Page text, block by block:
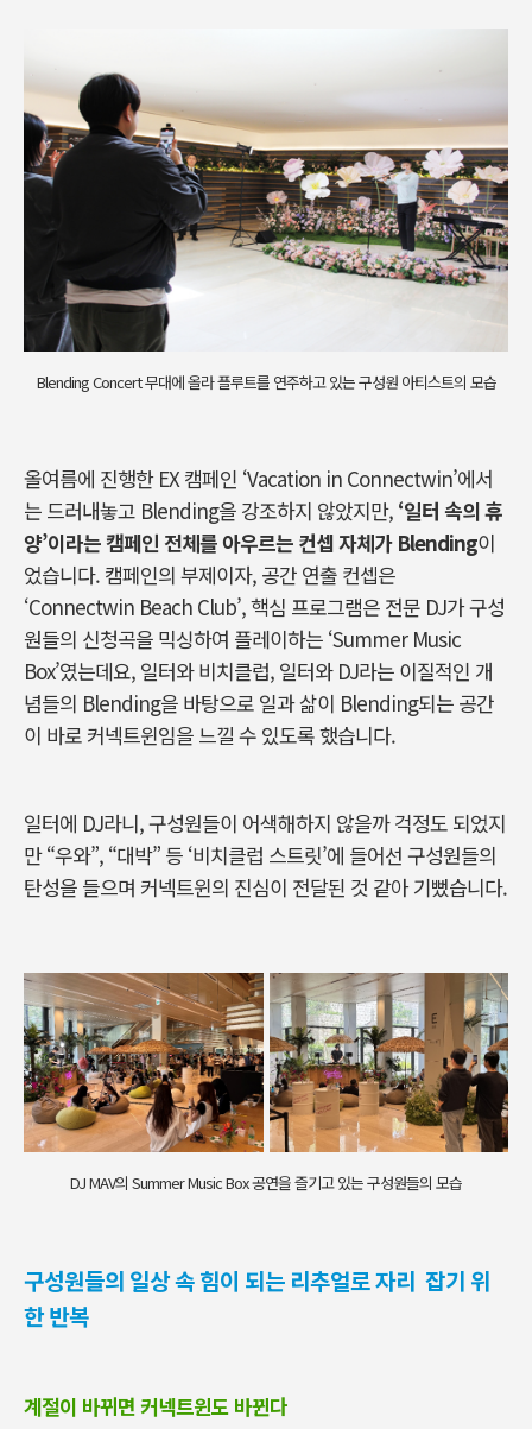
Blending Concert 무대에 올라 플루트를 연주하고 있는 구성원 아티스트의 모습
올여름에 진행한 EX캠페인 ‘Vacation in Connectwin’에서
는 드러내놓고 Blending을 강조하지 않았지만, ‘일터 속의 휴
양’이라는 캠페인 전체를 아우르는 컨셉 자체가 Blending이
었습니다. 캠페인의 부제이자, 공간 연출 컨셉은
‘Connectwin Beach Club’,핵심 프로그램은 전문 DJ가 구성
원들의 신청곡을 믹싱하여 플레이하는 ‘Summer Music
Box’였는데요, 일터와 비치클럽, 일터와DJ라는 이질적인 개
념들의 Blending을 바탕으로 일과 삶이 Blending되는 공간
이 바로 커넥트윈임을 느낄 수 있도록 했습니다.
일터에 DJ라니,구성원들이 어색해하지 않을까 걱정도 되었지
만“우와”, “대박” 등 ‘비치클럽 스트릿’에 들어선 구성원들의
탄성을 들으며 커넥트윈의 진심이 전달된 것 같아 기뻤습니다.
DJ MAV의 Summer Music Box 공연을 즐기고 있는 구성원들의 모습
구성원들의 일상 속 힘이 되는 리추얼로 자리 잡기 위
한 반복
계절이 바뀌면 커넥트윈도 바뀐다